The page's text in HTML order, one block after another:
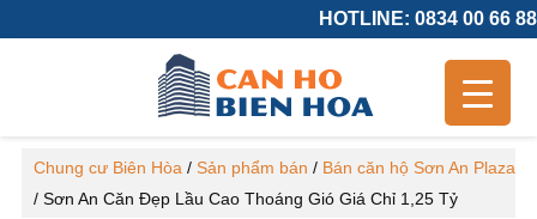
HOTLINE: 0834 00 66 88
Chung cư Biên Hòa / Sản phẩm bán / Bán căn hộ Sơn An Plaza
/ Sơn An Căn Đẹp Lầu Cao Thoáng Gió Giá Chỉ 1,25 Tỷ